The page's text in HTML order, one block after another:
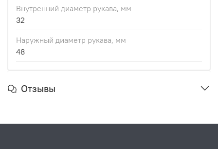
Внутренний диаметр рукава, мм
32
Наружный диаметр рукава, мм
48
Отзывы